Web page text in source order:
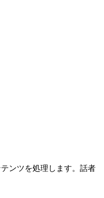
ンツを処理します。話者